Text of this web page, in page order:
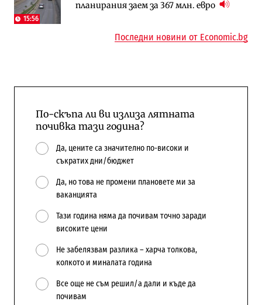
15:56
планирания заем за 367 млн. евро
Последни новини от Economic.bg
По-скъпа ли ви излиза лятната
почивка тази година?
Да, цените са значително по-високи и
съкратих дни/бюджет
Да, но това не промени плановете ми за
ваканцията
Тази година няма да почивам точно заради
високите цени
Не забелязвам разлика – харча толкова,
колкото и миналата година
Все още не съм решил/а дали и къде да
почивам